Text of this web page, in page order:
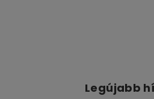
Legújabb